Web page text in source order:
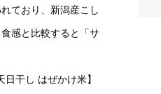
ており、新潟産こし
感と比較すると「サ
干し はぜかけ米】